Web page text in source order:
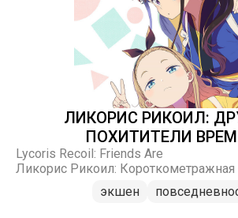
ЛИКОРИС РИКОИЛ:
ПОХИТИТЕЛИ
Lycoris Recoil: Friends Are
Ликорис Рикоил: Короткометражная
экшен